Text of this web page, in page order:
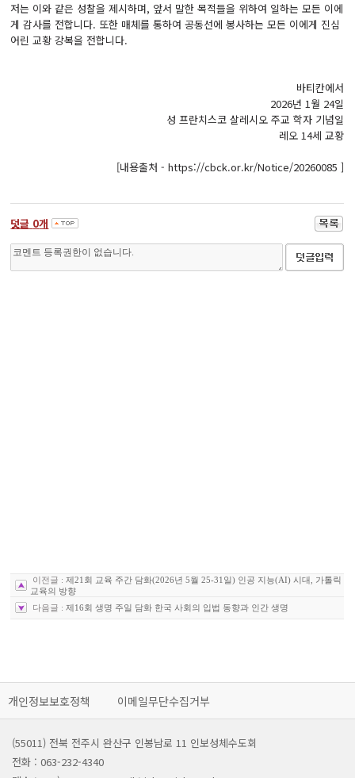
저는 이와 같은 성찰을 제시하며, 앞서 말한 목적들을 위하여 일하는 모든 이에
게 감사를 전합니다. 또한 매체를 통하여 공동선에 봉사하는 모든 이에게 진심
어린 교황 강복을 전합니다.
바티칸에서
2026년 1월 24일
성 프란치스코 살레시오 주교 학자 기념일
레오 14세 교황
[내용출처 - https://cbck.or.kr/Notice/20260085 ]
덧글 0개
이전글 :제21회 교육 주간 담화(2026년 5월 25-31일) 인공 지능(AI) 시대, 가톨릭
교육의 방향
다음글 :제16회 생명 주일 담화 한국 사회의 입법 동향과 인간 생명
개인정보보호정책 이메일무단수집거부
(55011) 전북 전주시 완산구 인봉남로 11 인보성체수도회
전화 : 063-232-4340